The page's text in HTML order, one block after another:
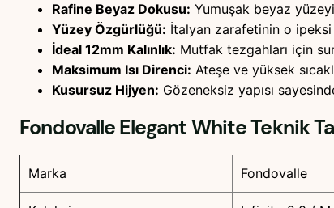
Rafine Beyaz Dokusu: Yumuşak beyaz
Yüzey Özgürlüğü: İtalyan zarafetinin o ipeksi
İdeal 12mm Kalınlık: Mutfak tezgahları için
Maksimum Isı Direnci: Ateşe ve yüksek
Kusursuz Hijyen: Gözeneksiz yapısı
Fondovalle Elegant WhiteTeknik
Marka Fondovalle